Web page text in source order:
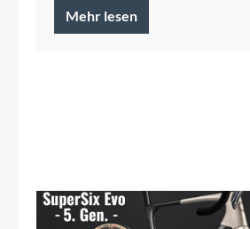
Ortlieb Concept Store.
Mehr lesen